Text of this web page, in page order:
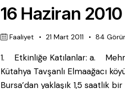
16 Haziran
Faaliyet 21 Mart 2011 84
1. Etkinliğe Katılanlar: a.
Kütahya Tavşanlı Elmaağacı
Bursa’dan yaklaşık 1,5 saatlik